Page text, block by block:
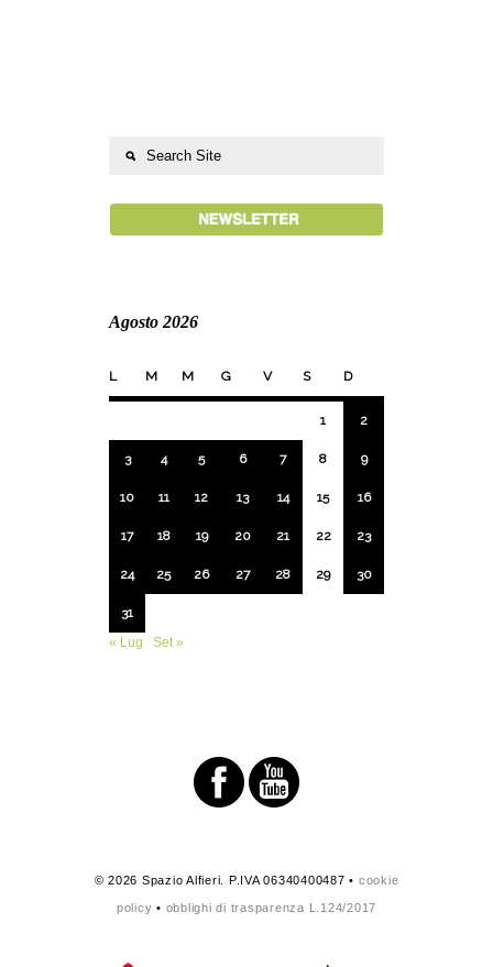
Agosto 2026
L M M G V S D
1 2
3 4 5 6 7 8 9
10 11 12 13 14 15 16
17 18 19 20 21 22 23
24 25 26 27 28 29 30
31
« Lug
Set »
© 2026 Spazio Alfieri. P.IVA 06340400487 • cookie
policy • obblighi di trasparenza L.124/2017